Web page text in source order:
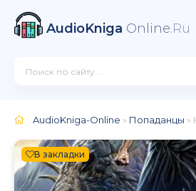
AudioKniga Online.Ru
AudioKniga-Online » Попаданцы »
В закладки